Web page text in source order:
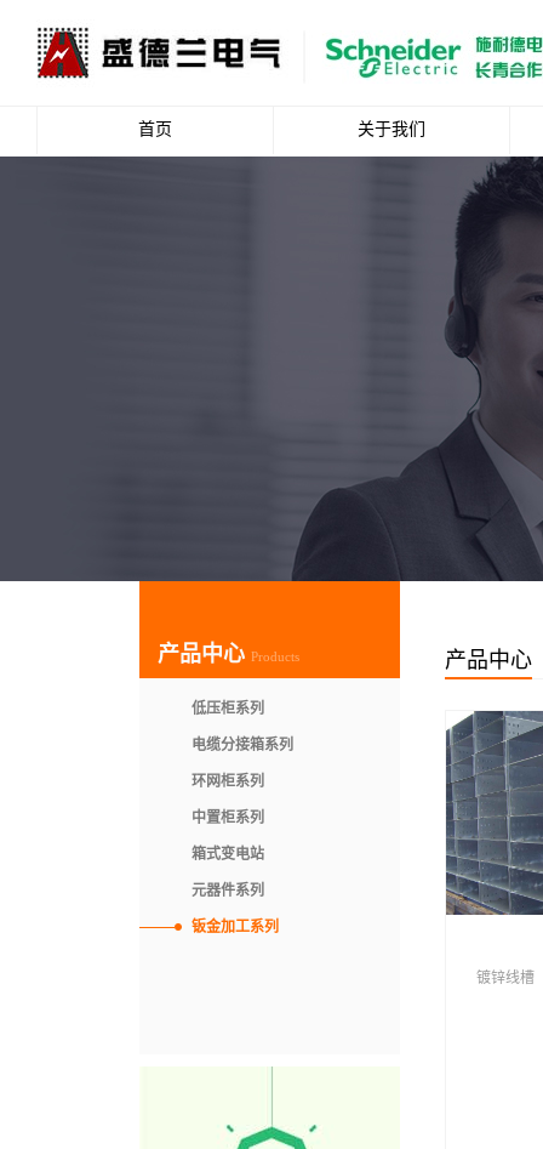
首页 关于我们
产品中心 Products
低压柜系列
电缆分接箱系列
环网柜系列
中置柜系列
箱式变电站
元器件系列
钣金加工系列
产品中心
镀锌线槽